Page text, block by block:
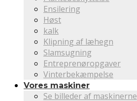
Ensilering
Høst
kalk
Klipning af læhegn
Slamsugning
Entreprenøropgaver
Vinterbekæmpelse
Vores maskiner
Se billeder af maskinerne